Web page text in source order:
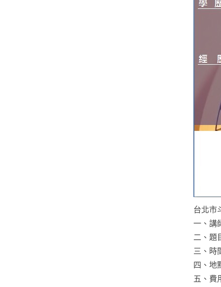
台北市
一、講
二、題
三、時
四、地
五、費